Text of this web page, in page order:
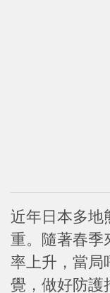
近年日本多地
重。隨著春季
率上升，當局
覺，做好防護